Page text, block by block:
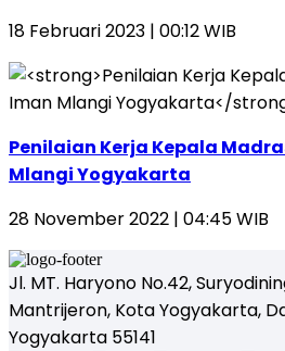
18 Februari 2023 | 00:12 WIB
Penilaian Kerja Kepala
Mlangi Yogyakarta
28 November 2022 | 04:45 WIB
Jl. MT. Haryono No.42,
Mantrijeron, Kota Yogyakarta,
Yogyakarta 55141